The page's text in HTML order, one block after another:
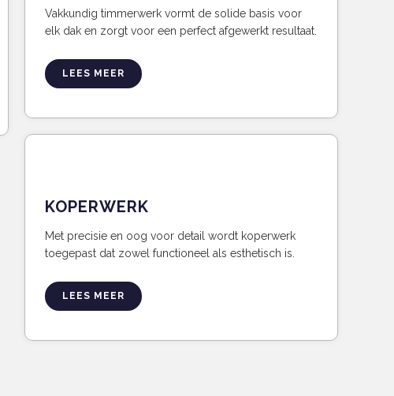
Vakkundig timmerwerk vormt de solide basis voor
elk dak en zorgt voor een perfect afgewerkt resultaat.
LEES MEER
KOPERWERK
Met precisie en oog voor detail wordt koperwerk
toegepast dat zowel functioneel als esthetisch is.
LEES MEER